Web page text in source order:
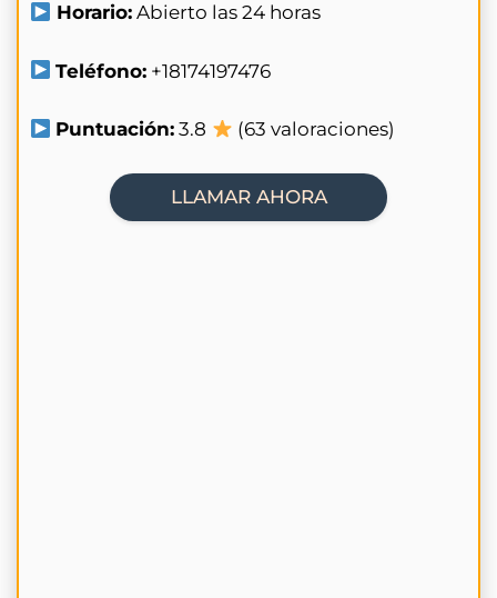
Horario: Abierto las 24 horas
Teléfono: +18174197476
Puntuación: 3.8 (63 valoraciones)
LLAMAR AHORA